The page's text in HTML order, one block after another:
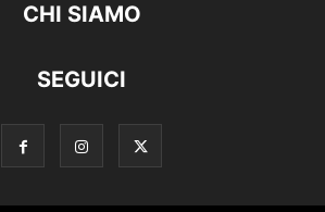
CHI SIAMO
SEGUICI